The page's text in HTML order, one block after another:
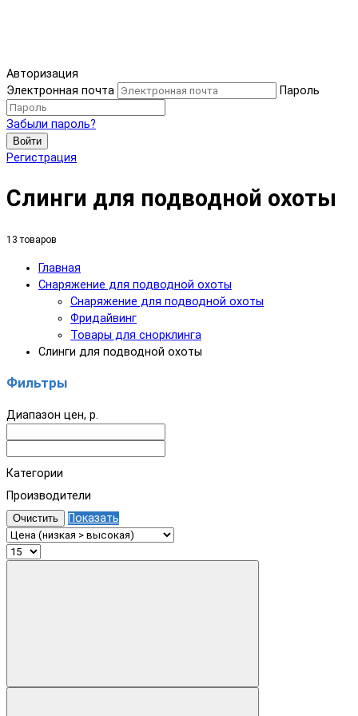
Авторизация
Электронная почта
Пароль
Забыли пароль?
Войти
Регистрация
Слинги для подводной охоты
13 товаров
Главная
Снаряжение для подводной охоты
Снаряжение для подводной охоты
Фридайвинг
Товары для снорклинга
Слинги для подводной охоты
Фильтры
Диапазон цен, р.
Категории
Производители
Очистить Показать